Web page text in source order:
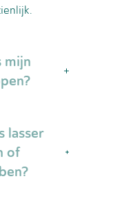
mijn
of
al een
lasser
of